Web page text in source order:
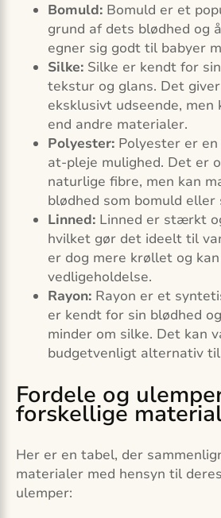
Bomuld: Bomuld er et
grund af dets blødhed og
egner sig godt til babyer
Silke: Silke er kendt for
tekstur og glans. Det
eksklusivt udseende,
end andre materialer.
Polyester: Polyester er
at-pleje mulighed. Det er
naturlige fibre, men kan
blødhed som bomuld eller
Linned: Linned er stærkt
hvilket gør det ideelt til
er dog mere krøllet og
vedligeholdelse.
Rayon: Rayon er et
er kendt for sin blødhed
minder om silke. Det kan
budgetvenligt alternativ
Fordele og
forskellige
Her er en tabel, der
materialer med hensyn til
ulemper: